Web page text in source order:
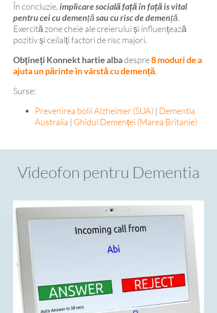
În concluzie, implicare socială față în fațăisvital
pentru cei cu demență sau cu risc de demență.
Exercită zone cheie ale creierului și influențează
pozitiv și ceilalți factori de risc majori.
Obţineţi Konnekt hartie albadespre8 moduri de a
ajuta un părinte în vârstă cu demență.
Surse:
Prevenirea bolii Alzheimer (SUA) | Dementia
Australia | Ghidul Demenței (Marea Britanie)
Videofon pentru Dementia